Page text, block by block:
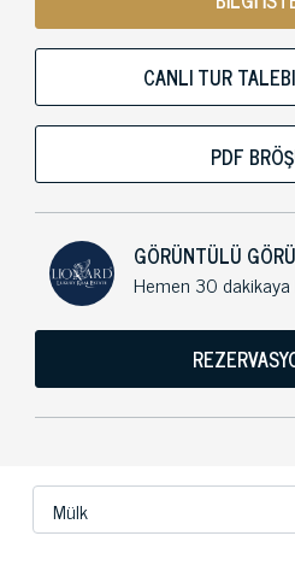
CANLI TUR
PDF
GÖRÜNTÜLÜ
Hemen 30